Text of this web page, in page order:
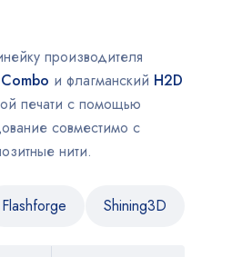
производителя
и флагманский H2D
печати с помощью
совместимо с
нити.
Flashforge Shining3D